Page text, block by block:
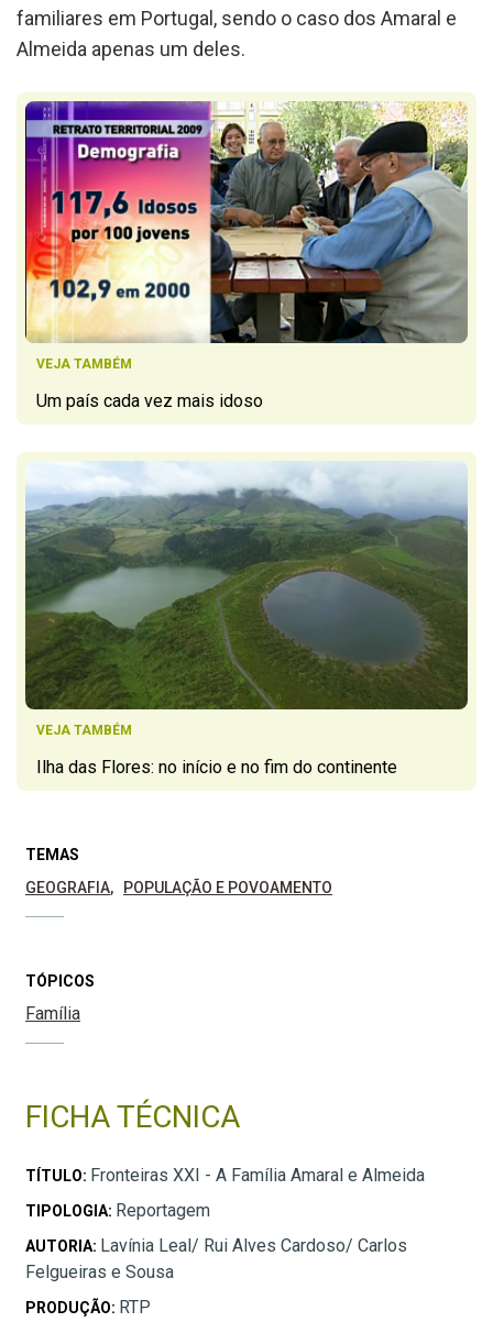
familiares em Portugal, sendo o caso dos Amaral e
Almeida apenas um deles.
VEJA TAMBÉM
Um país cada vez mais idoso
VEJA TAMBÉM
Ilha das Flores: no início e no fim do continente
TEMAS
GEOGRAFIA
POPULAÇÃO E POVOAMENTO
TÓPICOS
Família
FICHA TÉCNICA
TÍTULO: Fronteiras XXI - A Família Amaral e Almeida
TIPOLOGIA: Reportagem
AUTORIA: Lavínia Leal/ Rui Alves Cardoso/ Carlos
Felgueiras e Sousa
PRODUÇÃO: RTP